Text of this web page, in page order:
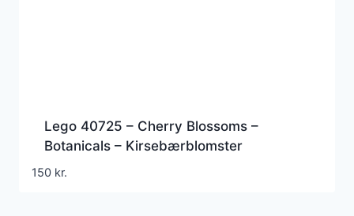
Lego 40725 – Cherry Blossoms –
Botanicals – Kirsebærblomster
150 kr.